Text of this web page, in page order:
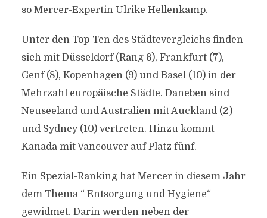
so Mercer-Expertin Ulrike Hellenkamp.
Unter den Top-Ten des Städtevergleichs finden
sich mit Düsseldorf (Rang 6), Frankfurt (7),
Genf (8), Kopenhagen (9) und Basel (10) in der
Mehrzahl europäische Städte. Daneben sind
Neuseeland und Australien mit Auckland (2)
und Sydney (10) vertreten. Hinzu kommt
Kanada mit Vancouver auf Platz fünf.
Ein Spezial-Ranking hat Mercer in diesem Jahr
dem Thema “ Entsorgung und Hygiene“
gewidmet. Darin werden neben der